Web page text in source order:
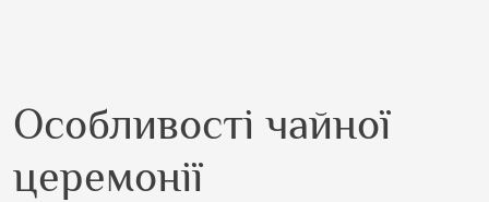
Особливості чайної
церемонії